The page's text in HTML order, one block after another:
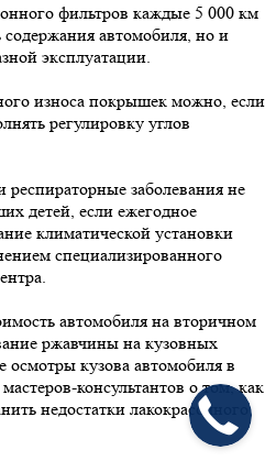
фильтров каждые 5 000 км
содержания автомобиля, но и
эксплуатации.
износа покрышек можно, если
регулировку углов
заболевания не
детей, если ежегодное
климатической установки
специализированного
автомобиля на вторичном
ржавчины на кузовных
осмотры кузова автомобиля в
консультантов о том, как
недостатки лакокрасочного